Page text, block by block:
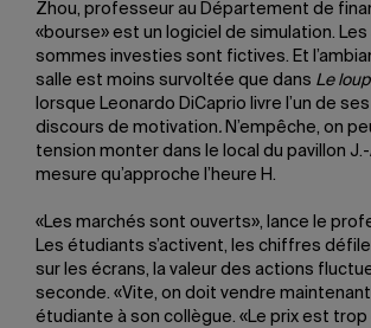
Zhou, professeur au Département de
«bourse» est un logiciel de simulation.
sommes investies sont fictives. Et
salle est moins survoltée que dans Le
lorsque Leonardo DiCaprio livre l’un de
discours de motivation. N’empêche, on
tension monter dans le local du pavillon
mesure qu’approche l’heure H.
«Les marchés sont ouverts», lance le
Les étudiants s’activent, les chiffres
sur les écrans, la valeur des actions
seconde. «Vite, on doit vendre
étudiante à son collègue. «Le prix est trop